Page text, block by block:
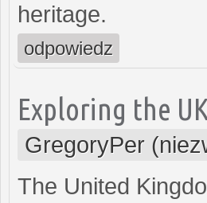
heritage.
odpowiedz
Exploring the
GregoryPer
The United